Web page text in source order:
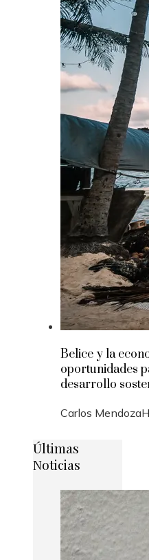
Belice y la
oportunidades
desarrollo
Carlos Mendoza
Últimas
Noticias